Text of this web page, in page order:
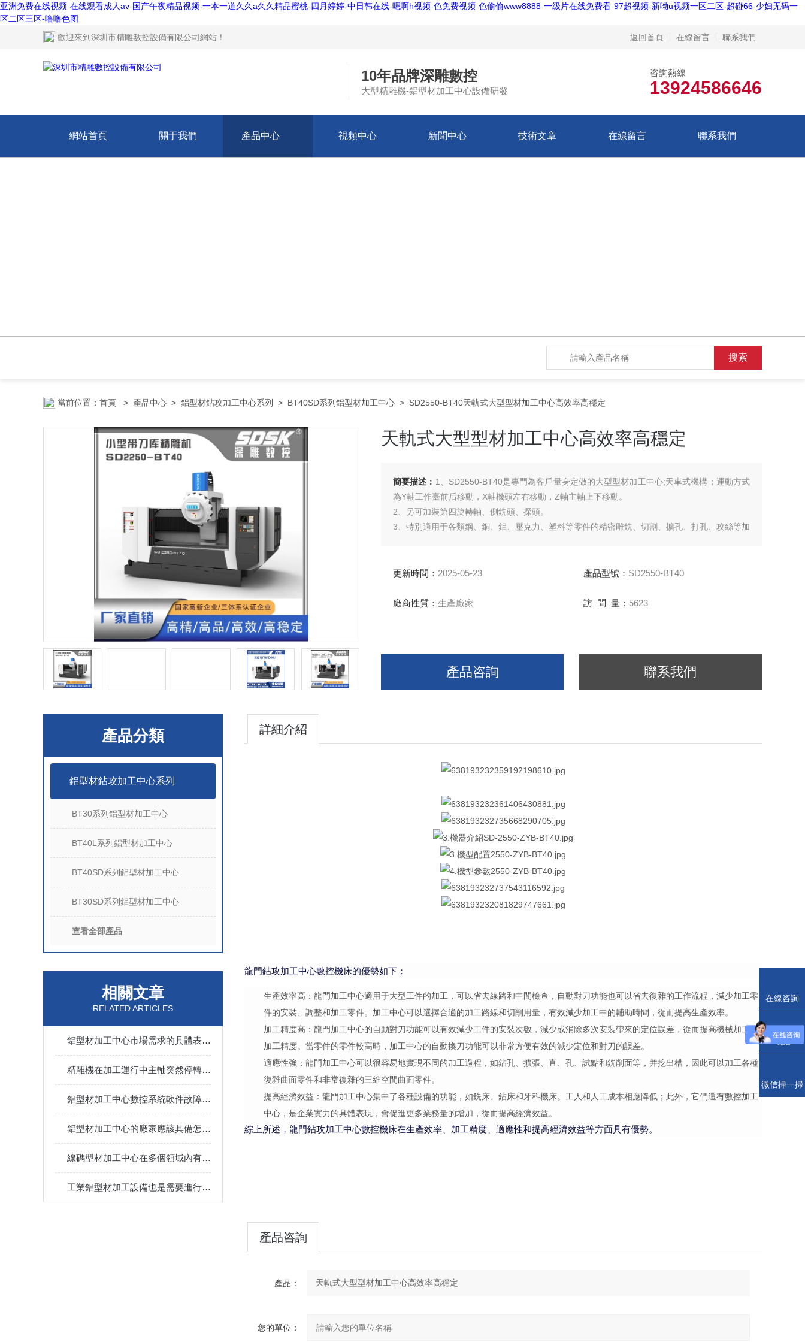
亚洲免费在线视频-在线观看成人av-国产午夜精品视频-一本一道久久a久久精品蜜桃-四月婷婷-中日韩在线-嗯啊h视频-色免费视频-色偷偷www8888-一级片在线免费看-97超视频-新呦u视频一区二区-超碰66-少妇无码一
区二区三区-噜噜色图
歡迎來到 深圳市精雕數控設備有限公司網站 ！ 返回首頁 在線留言 聯系我們
10年品牌深雕數控
大型精雕機-鋁型材加工中心設備研發
咨詢熱線
13924586646
網站首頁 關于我們 產品中心 視頻中心 新聞中心 技術文章 在線留言 聯系我們
當前位置： 首頁 > 產品中心 > 鋁型材鉆攻加工中心系列 > BT40SD系列鋁型材加工中心 > SD2550-BT40天軌式大型型材加工中心高效率高穩定
天軌式大型型材加工中心高效率高穩定
簡要描述： 1、SD2550-BT40是專門為客戶量身定做的大型型材加工中心;天車式機構；運動方式
為Y軸工作臺前后移動，X軸機頭左右移動，Z軸主軸上下移動。
2、另可加裝第四旋轉軸、側銑頭、探頭。
3、特別適用于各類鋼、銅、鋁、壓克力、塑料等零件的精密雕銑、切割、擴孔、打孔、攻絲等加
更新時間： 2025-05-23 產品型號： SD2550-BT40
廠商性質： 生產廠家 訪 問 量： 5623
產品咨詢 聯系我們
產品分類
鋁型材鉆攻加工中心系列
BT30系列鋁型材加工中心
BT40L系列鋁型材加工中心
BT40SD系列鋁型材加工中心
BT30SD系列鋁型材加工中心
查看全部產品
相關文章
RELATED ARTICLES
鋁型材加工中心市場需求的具體表現又是什么呢？
精雕機在加工運行中主軸突然停轉該如何處理？
鋁型材加工中心數控系統軟件故障排查與修復策略
鋁型材加工中心的廠家應該具備怎樣的能力和優勢呢？
線碼型材加工中心在多個領域內有著廣泛的應用
工業鋁型材加工設備也是需要進行維護保養的
詳細介紹
龍門鉆攻加工中心數控機床的優勢如下：
生產效率高：龍門加工中心適用于大型工件的加工，可以省去線路和中間檢查，自動對刀功能也可以省去復雜的工作流程，減少加工零
件的安裝、調整和加工零件。加工中心可以選擇合適的加工路線和切削用量，有效減少加工中的輔助時間，從而提高生產效率。
加工精度高：龍門加工中心的自動對刀功能可以有效減少工件的安裝次數，減少或消除多次安裝帶來的定位誤差，從而提高機械加工的
加工精度。當零件的零件較高時，加工中心的自動換刀功能可以非常方便有效的減少定位和對刀的誤差。
適應性強：龍門加工中心可以很容易地實現不同的加工過程，如鉆孔、擴張、直、孔、試點和銑削面等，并挖出槽，因此可以加工各種
復雜曲面零件和非常復雜的三維空間曲面零件。
提高經濟效益：龍門加工中心集中了各種設備的功能，如銑床、鉆床和牙科機床。工人和人工成本相應降低；此外，它們還有數控加工
中心，是企業實力的具體表現，會促進更多業務量的增加，從而提高經濟效益。
綜上所述，龍門鉆攻加工中心數控機床在生產效率、加工精度、適應性和提高經濟效益等方面具有優勢。
產品咨詢
產品：
您的單位：
在線咨詢
電話
微信掃一掃